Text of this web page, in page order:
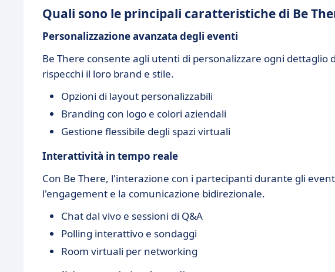
Quali sono le principali caratteristiche di Be
Personalizzazione avanzata degli eventi
Be There consente agli utenti di personalizzare ogni
rispecchi il loro brand e stile.
Opzioni di layout personalizzabili
Branding con logo e colori aziendali
Gestione flessibile degli spazi virtuali
Interattività in tempo reale
Con Be There, l'interazione con i partecipanti durante gli
l'engagement e la comunicazione bidirezionale.
Chat dal vivo e sessioni di Q&A
Polling interattivo e sondaggi
Room virtuali per networking